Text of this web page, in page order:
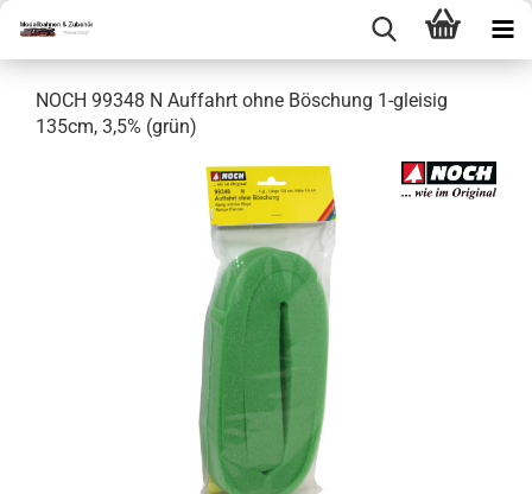
NOCH 99348 N Auffahrt ohne Böschung 1-gleisig
135cm, 3,5% (grün)